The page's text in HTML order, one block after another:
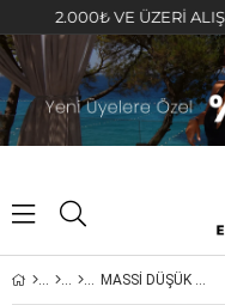
VE ÜZERİ
MASSİ DÜŞÜK KOL T-SHİRT